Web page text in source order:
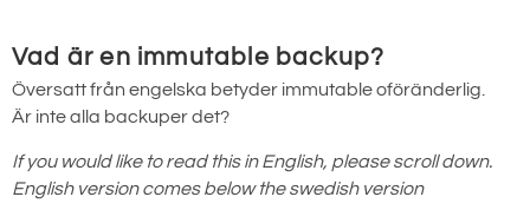
Vad är en immutable backup?
Översatt från engelska betyder immutable oföränderlig.
Är inte alla backuper det?
If you would like to read this in English, please scroll down.
English version comes below the swedish version